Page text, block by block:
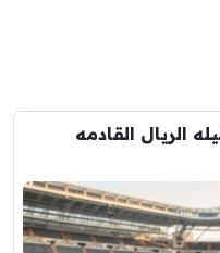
الريال القادمه